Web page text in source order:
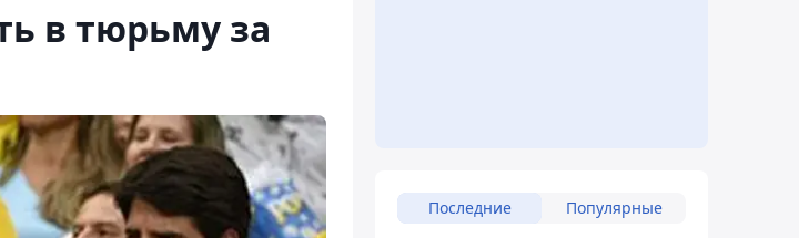
в тюрьму за
Последние Популярные